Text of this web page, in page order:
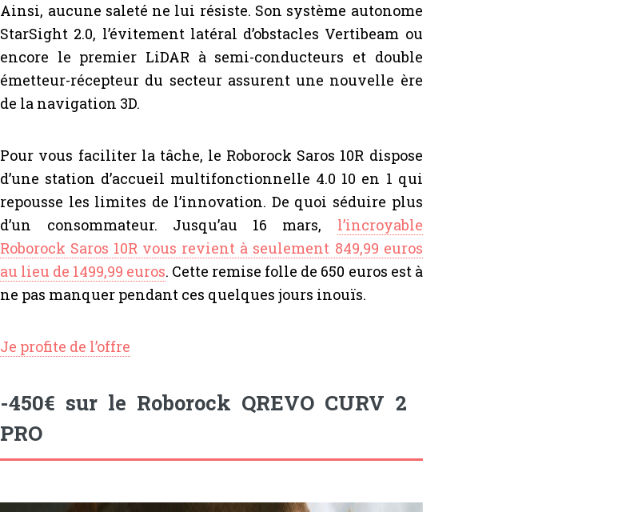
Ainsi, aucune saleté ne lui résiste. Son système autonome
StarSight 2.0, l’évitement latéral d’obstacles Vertibeam ou
encore le premier LiDAR à semi-conducteurs et double
émetteur-récepteur du secteur assurent une nouvelle ère
de la navigation 3D.
Pour vous faciliter la tâche, le Roborock Saros 10R dispose
d’une station d’accueil multifonctionnelle 4.0 10 en 1 qui
repousse les limites de l’innovation. De quoi séduire plus
d’un consommateur. Jusqu’au 16 mars, l’incroyable
Roborock Saros 10R vous revient à seulement 849,99 euros
au lieu de 1499,99 euros. Cette remise folle de 650 euros est à
ne pas manquer pendant ces quelques jours inouïs.
Je profite de l’offre
-450€ sur le Roborock QREVO CURV 2
PRO